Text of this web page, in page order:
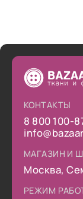
КОНТАКТЫ
8 800 100-
МАГАЗИН И
Москва,
РЕЖИМ